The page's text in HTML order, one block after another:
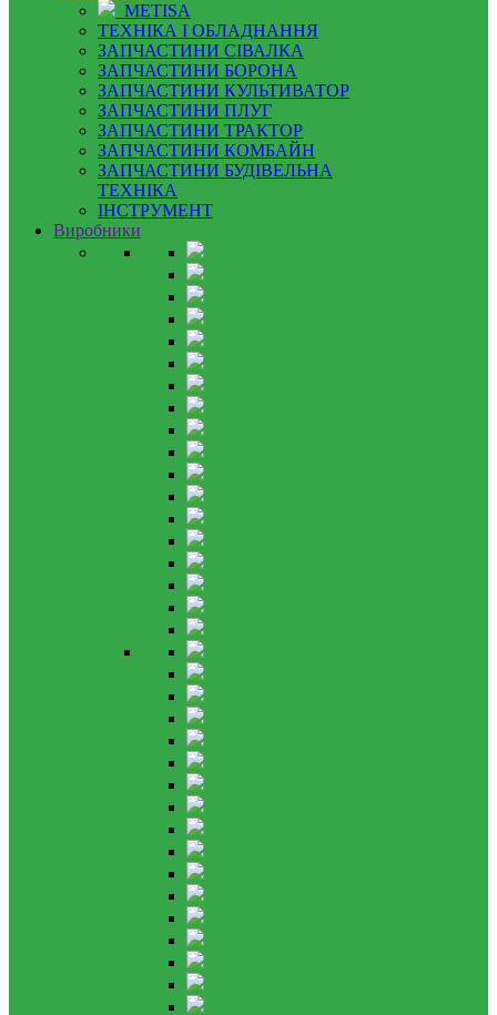
METISA
ТЕХНІКА І ОБЛАДНАННЯ
ЗАПЧАСТИНИ СІВАЛКА
ЗАПЧАСТИНИ БОРОНА
ЗАПЧАСТИНИ КУЛЬТИВАТОР
ЗАПЧАСТИНИ ПЛУГ
ЗАПЧАСТИНИ ТРАКТОР
ЗАПЧАСТИНИ КОМБАЙН
ЗАПЧАСТИНИ БУДІВЕЛЬНА
ТЕХНІКА
ІНСТРУМЕНТ
Виробники